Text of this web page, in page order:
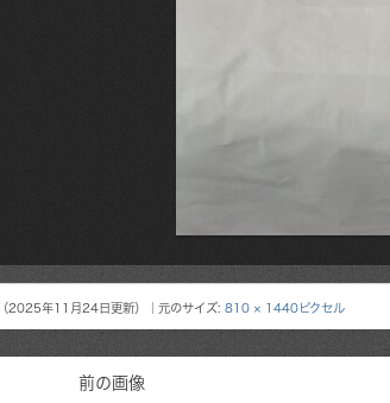
（2025年11月24日 更新） ｜元のサイズ: 810 × 1440ピクセル
前の画像